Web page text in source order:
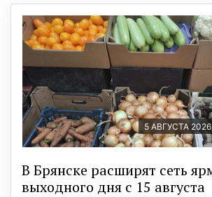
5 АВГУСТА
В Брянске расширят сеть
выходного дня с 15 августа